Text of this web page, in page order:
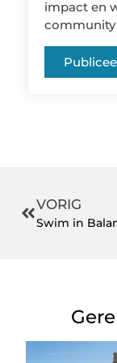
impact en
community
VORIG